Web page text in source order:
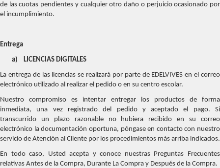
de las cuotas pendientes y cualquier otro daño o perjuicio ocasionado por
el incumplimiento.
Entrega
a) LICENCIAS DIGITALES
La entrega de las licencias se realizará por parte de EDELVIVES en el correo
electrónico utilizado al realizar el pedido o en su centro escolar.
Nuestro compromiso es intentar entregar los productos de forma
inmediata, una vez registrado del pedido y aceptado el pago. Si
transcurrido un plazo razonable no hubiera recibido en su correo
electrónico la documentación oportuna, póngase en contacto con nuestro
servicio de Atención al Cliente por los procedimientos más arriba indicados.
En todo caso, Usted acepta y conoce nuestras Preguntas Frecuentes
relativas Antes de la Compra, Durante La Compra y Después de la Compra.